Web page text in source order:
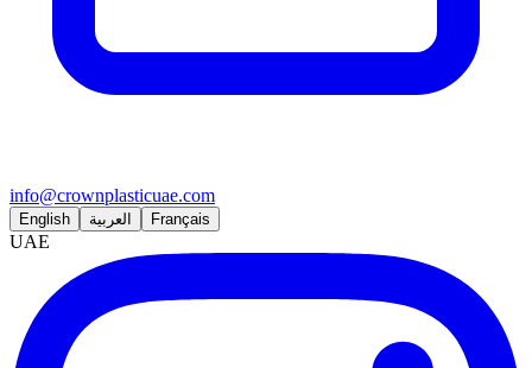
info@crownplasticuae.com
English العربية Français
UAE